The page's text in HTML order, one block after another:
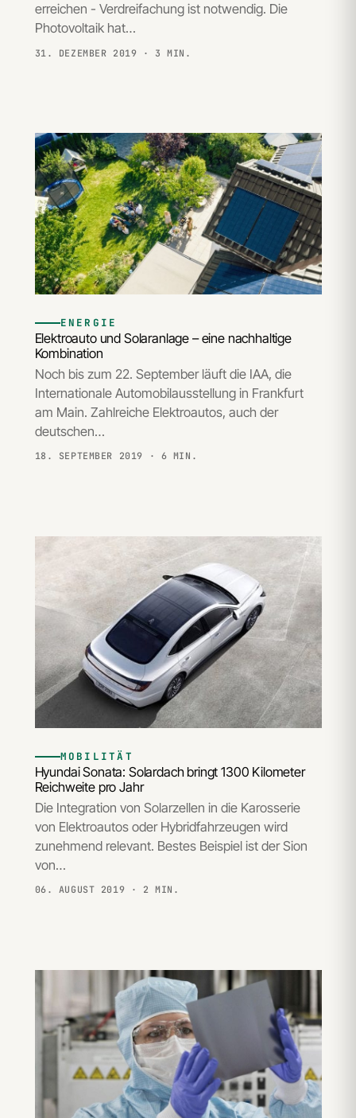
erreichen - Verdreifachung ist notwendig. Die
Photovoltaik hat…
31. DEZEMBER 2019 · 3 MIN.
ENERGIE
Elektroauto und Solaranlage – eine nachhaltige
Kombination
Noch bis zum 22. September läuft die IAA, die
Internationale Automobilausstellung in Frankfurt
am Main. Zahlreiche Elektroautos, auch der
deutschen…
18. SEPTEMBER 2019 · 6 MIN.
MOBILITÄT
Hyundai Sonata: Solardach bringt 1300 Kilometer
Reichweite pro Jahr
Die Integration von Solarzellen in die Karosserie
von Elektroautos oder Hybridfahrzeugen wird
zunehmend relevant. Bestes Beispiel ist der Sion
von…
06. AUGUST 2019 · 2 MIN.